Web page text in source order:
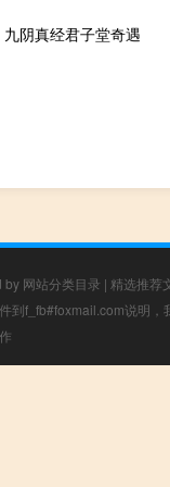
阴真经君子堂奇遇
by 网站分类目录 | 精选推荐
到f_fb#foxmail.com说明，